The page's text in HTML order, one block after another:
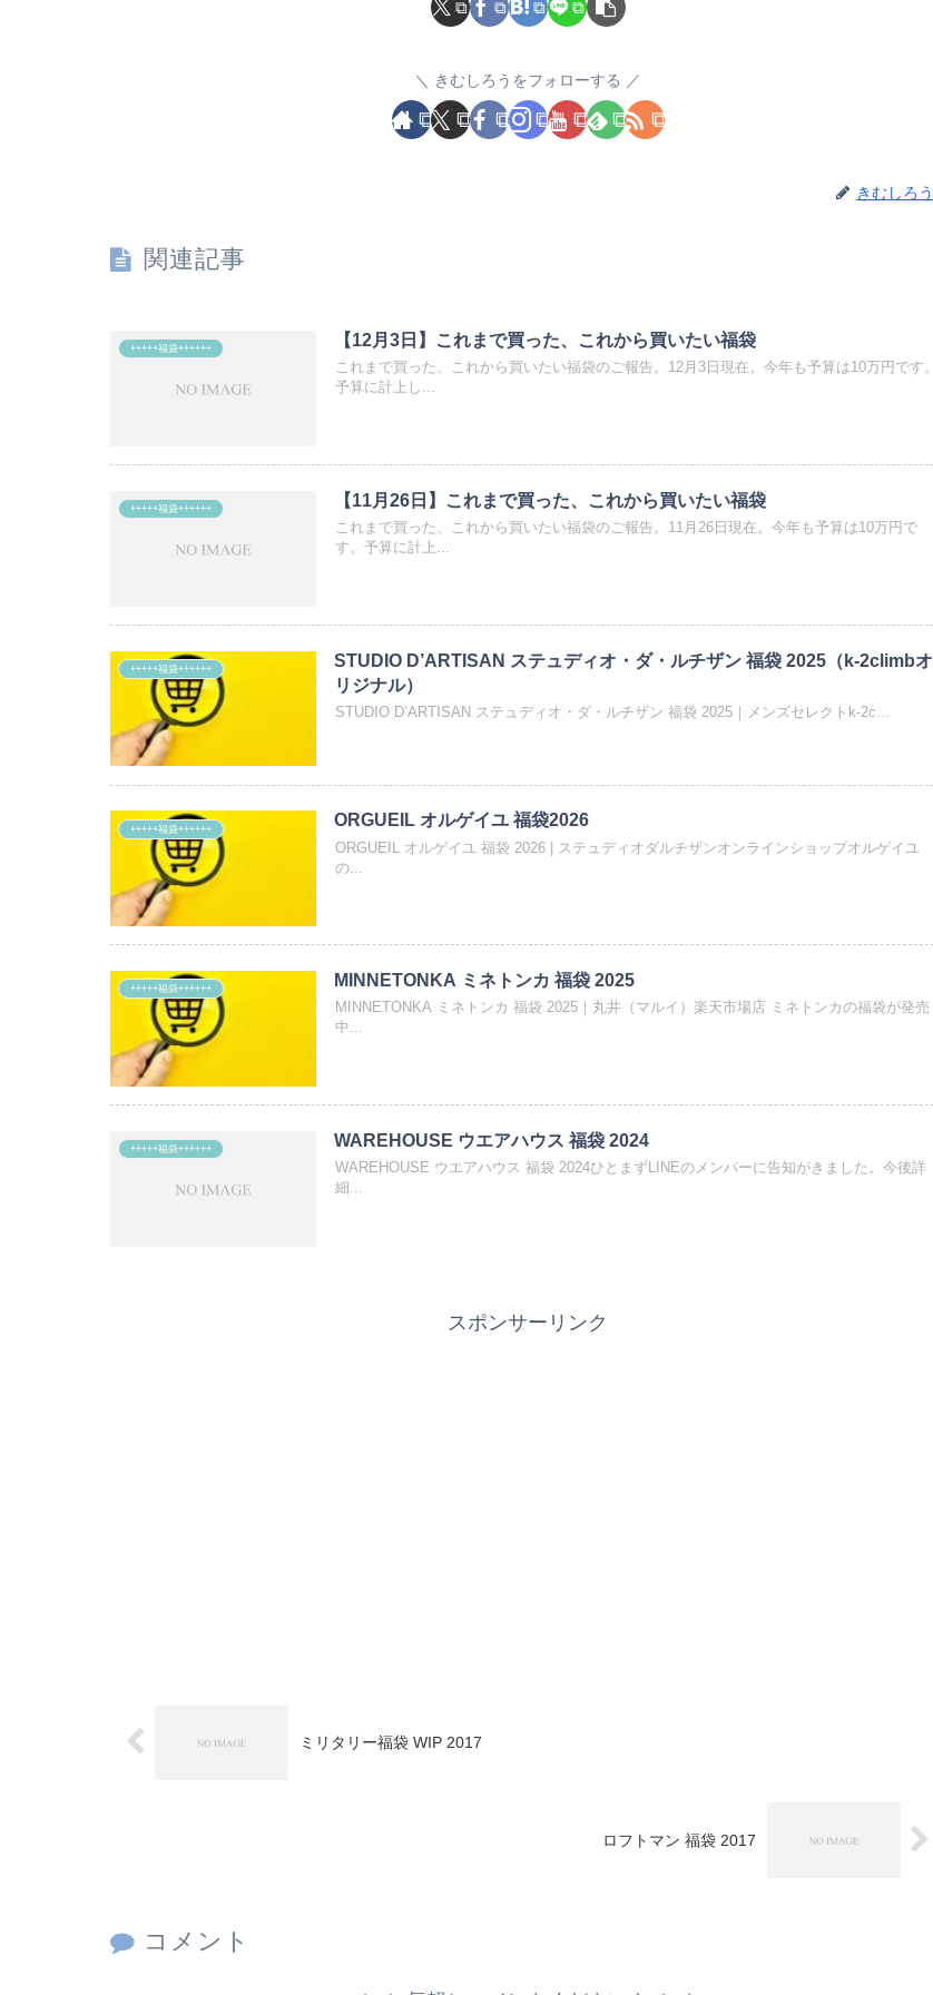
きむしろうをフォローする
きむしろう
関連記事
+++++福袋++++++ 【12月3日】これまで買った、これから買いたい福袋
これまで買った、これから買いたい福袋のご報告。12月3日現在。今年も予算は10万円です。
予算に計上し...
+++++福袋++++++ 【11月26日】これまで買った、これから買いたい福袋
これまで買った、これから買いたい福袋のご報告。11月26日現在。今年も予算は10万円で
す。予算に計上...
+++++福袋++++++
STUDIO D’ARTISAN ステュディオ・ダ・ルチザン 福袋 2025（k-2climbオ
リジナル）
STUDIO D’ARTISAN ステュディオ・ダ・ルチザン 福袋 2025｜メンズセレクトk-2c...
+++++福袋++++++ ORGUEIL オルゲイユ 福袋2026
ORGUEIL オルゲイユ 福袋 2026 | ステュディオダルチザンオンラインショップオルゲイユ
の...
+++++福袋++++++ MINNETONKA ミネトンカ 福袋 2025
MINNETONKA ミネトンカ 福袋 2025｜丸井（マルイ）楽天市場店 ミネトンカの福袋が発売
中...
+++++福袋++++++ WAREHOUSE ウエアハウス 福袋 2024
WAREHOUSE ウエアハウス 福袋 2024ひとまずLINEのメンバーに告知がきました。今後詳
細...
スポンサーリンク
ミリタリー福袋 WIP 2017
ロフトマン 福袋 2017
コメント